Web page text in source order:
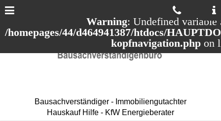
Warning: Undefined variable
/homepages/44/d464941387/htdocs/
kopfnavigation.php on
Bausachverständiger - Immobiliengutachter
Hauskauf Hilfe - KfW Energieberater